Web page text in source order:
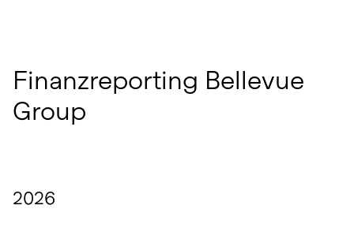
Finanzreporting Bellevue
Group
2026